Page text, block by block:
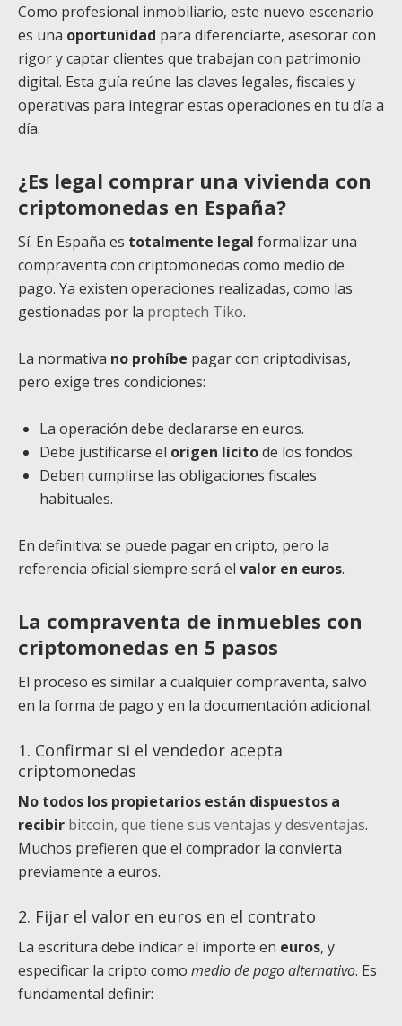
Como profesional inmobiliario, este nuevo escenario
es una oportunidad para diferenciarte, asesorar con
rigor y captar clientes que trabajan con patrimonio
digital. Esta guía reúne las claves legales, fiscales y
operativas para integrar estas operaciones en tu día a
día.
¿Es legal comprar una vivienda con
criptomonedas en España?
Sí. En España es totalmente legal formalizar una
compraventa con criptomonedas como medio de
pago. Ya existen operaciones realizadas, como las
gestionadas por la proptech Tiko.
La normativa no prohíbe pagar con criptodivisas,
pero exige tres condiciones:
La operación debe declararse en euros.
Debe justificarse el origen lícitode los fondos.
Deben cumplirse las obligaciones fiscales
habituales.
En definitiva: se puede pagar en cripto, pero la
referencia oficial siempre será el valor en euros.
La compraventa de inmuebles con
criptomonedas en 5 pasos
El proceso es similar a cualquier compraventa, salvo
en la forma de pago y en la documentación adicional.
1. Confirmar si el vendedor acepta
criptomonedas
No todos los propietarios están dispuestos a
recibir bitcoin, que tiene sus ventajas y desventajas.
Muchos prefieren que el comprador la convierta
previamente a euros.
2. Fijar el valor en euros en el contrato
La escritura debe indicar el importe en euros, y
especificar la cripto como medio de pago alternativo. Es
fundamental definir: